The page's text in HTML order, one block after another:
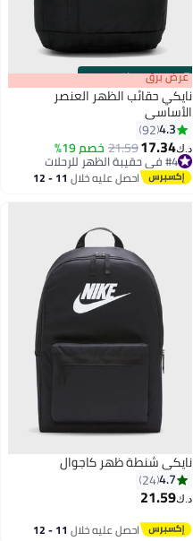
00m:00s
·باقي 100% عرض برق
نايكي حقائب الظهر العنصر
الأساسي
4.3
92
د.ك‏17.34
21.59خصم 19%
#4 في حقيبة الظهر للرحلات
#4 في حقيبة الظهر للرحلات احصل عليه خلال 11 - 12
نايكي شنطة ظهر كاجوال
4.7
24
د.ك‏21.59
احصل عليه خلال 11 - 12